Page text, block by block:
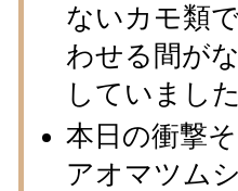
ないカモ類
わせる間が
していまし
本日の衝撃
アオマツム